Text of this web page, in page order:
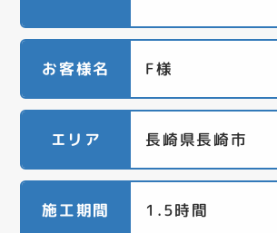
お客様名 F様
エリア 長崎県長崎市
施工期間 1.5時間